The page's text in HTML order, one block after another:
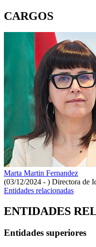
CARGOS
Marta Martin Fernandez
(03/12/2024 - ) Directora de
Entidades relacionadas
ENTIDADES
Entidades superiores